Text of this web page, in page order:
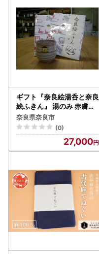
ギフト『奈良絵湯呑と奈良
絵ふきん』 湯のみ 赤膚焼
伝統工芸 ako009
奈良県奈良市
(0)
27,000